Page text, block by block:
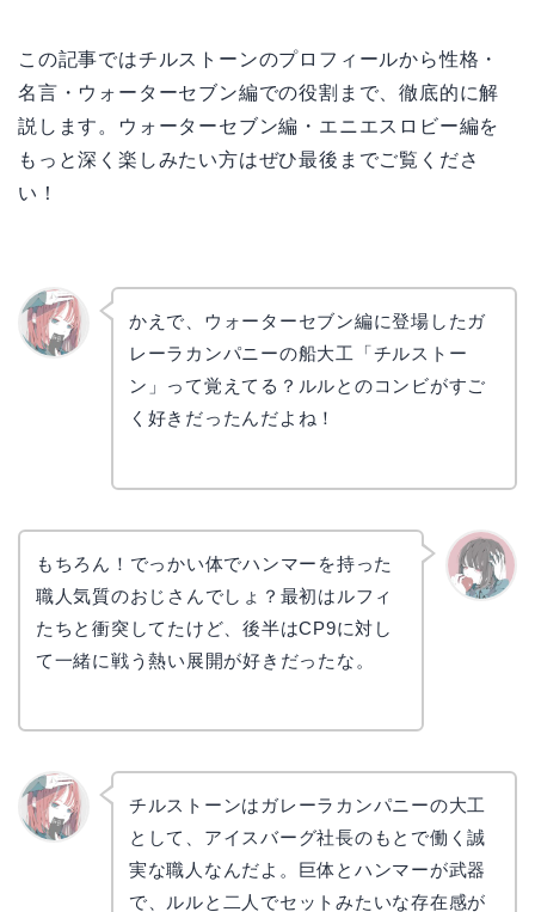
この記事ではチルストーンのプロフィールから性格・
名言・ウォーターセブン編での役割まで、徹底的に解
説します。ウォーターセブン編・エニエスロビー編を
もっと深く楽しみたい方はぜひ最後までご覧くださ
い！
かえで、ウォーターセブン編に登場したガ
レーラカンパニーの船大工「チルストー
ン」って覚えてる？ルルとのコンビがすご
く好きだったんだよね！
もちろん！でっかい体でハンマーを持った
職人気質のおじさんでしょ？最初はルフィ
たちと衝突してたけど、後半はCP9に対し
て一緒に戦う熱い展開が好きだったな。
チルストーンはガレーラカンパニーの大工
として、アイスバーグ社長のもとで働く誠
実な職人なんだよ。巨体とハンマーが武器
で、ルルと二人でセットみたいな存在感が